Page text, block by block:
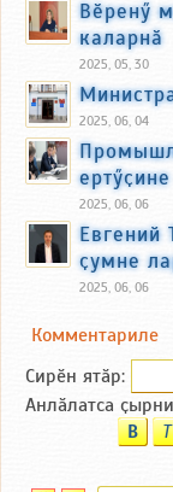
Вӗренӳ
каларнӑ
2025, 05, 30
2025, 06, 04
2025, 06, 06
Евгений
ҫумне
2025, 06, 06
Комментариле
Сирӗн ятӑp:
Анлӑлатса
B T